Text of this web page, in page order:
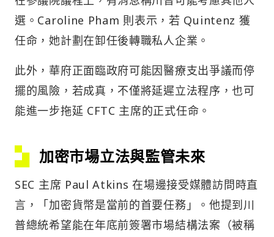
選。Caroline Pham 則表示，若 Quintenz 獲
任命，她計劃在卸任後轉職私人企業。
此外，華府正面臨政府可能因醫療支出爭議而停
擺的風險，若成真，不僅將延遲立法程序，也可
能進一步拖延 CFTC 主席的正式任命。
加密市場立法與監管未來
SEC 主席 Paul Atkins 在場邊接受媒體訪問時直
言，「加密貨幣是當前的首要任務」。他提到川
普總統希望能在年底前簽署市場結構法案（被稱